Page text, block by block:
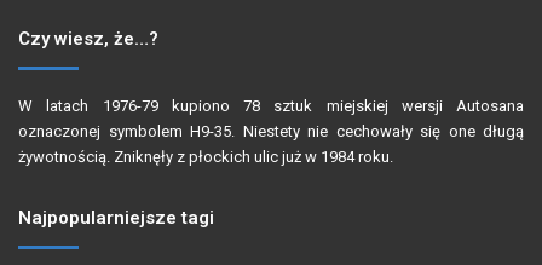
Czy wiesz, że…?
W latach 1976-79 kupiono 78 sztuk miejskiej wersji Autosana
oznaczonej symbolem H9-35. Niestety nie cechowały się one długą
żywotnością. Zniknęły z płockich ulic już w 1984 roku.
Najpopularniejsze tagi